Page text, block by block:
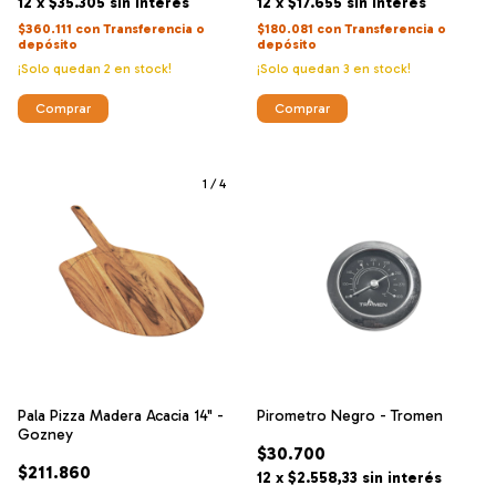
$360.111 con Transferencia o
depósito
¡Solo quedan 2 en stock!
$180.081 con Transferencia o
depósito
¡Solo quedan 3 en stock!
1 /4
Pala Pizza Madera Acacia 14" -
Gozney
$211.860
Pirometro Negro - Tromen
$30.700
12 x $2.558,33 sin interés